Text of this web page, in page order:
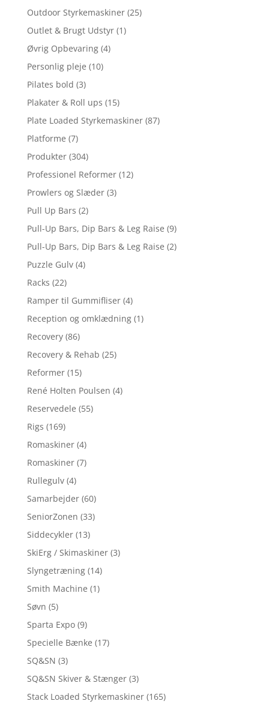
Outdoor Styrkemaskiner (25)
Outlet & Brugt Udstyr (1)
Øvrig Opbevaring (4)
Personlig pleje (10)
Pilates bold (3)
Plakater & Roll ups (15)
Plate Loaded Styrkemaskiner (87)
Platforme (7)
Produkter (304)
Professionel Reformer (12)
Prowlers og Slæder (3)
Pull Up Bars (2)
Pull-Up Bars, Dip Bars & Leg Raise (9)
Pull-Up Bars, Dip Bars & Leg Raise (2)
Puzzle Gulv (4)
Racks (22)
Ramper til Gummifliser (4)
Reception og omklædning (1)
Recovery (86)
Recovery & Rehab (25)
Reformer (15)
René Holten Poulsen (4)
Reservedele (55)
Rigs (169)
Romaskiner (4)
Romaskiner (7)
Rullegulv (4)
Samarbejder (60)
SeniorZonen (33)
Siddecykler (13)
SkiErg / Skimaskiner (3)
Slyngetræning (14)
Smith Machine (1)
Søvn (5)
Sparta Expo (9)
Specielle Bænke (17)
SQ&SN (3)
SQ&SN Skiver & Stænger (3)
Stack Loaded Styrkemaskiner (165)